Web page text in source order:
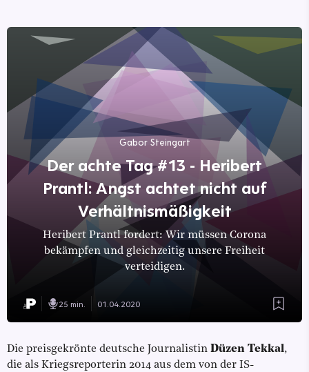
Gabor Steingart
Der achte Tag #13 - Heribert
Prantl: Angst achtet nicht auf
Verhältnismäßigkeit
Heribert Prantl fordert: Wir müssen Corona
bekämpfen und gleichzeitig unsere Freiheit
verteidigen.
25 min. 01.04.2020
Die preisgekrönte deutsche Journalistin Düzen Tekkal,
die als Kriegsreporterin 2014 aus dem von der IS-